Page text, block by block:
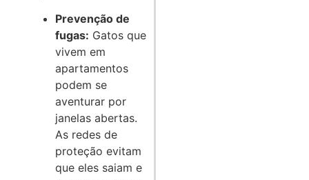
Prevenção de
fugas: Gatos que
vivem em
apartamentos
podem se
aventurar por
janelas abertas.
As redes de
proteção evitam
que eles saiam e